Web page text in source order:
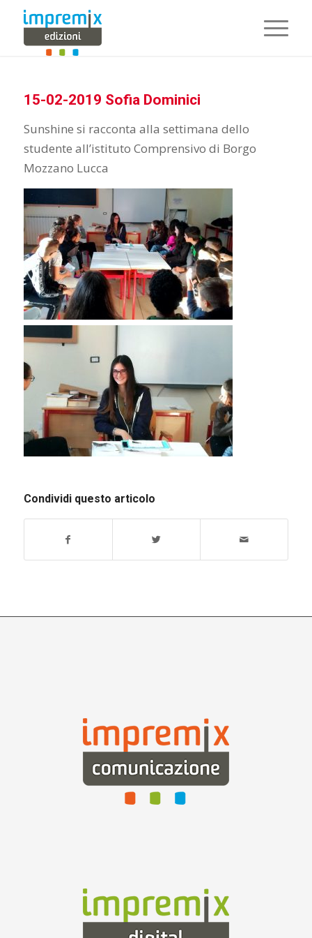
15-02-2019 Sofia Dominici
Sunshine si racconta alla settimana dello
studente all’istituto Comprensivo di Borgo
Mozzano Lucca
Condividi questo articolo